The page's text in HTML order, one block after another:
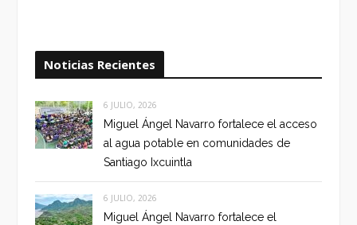
Noticias Recientes
6 JULIO, 2026
Miguel Ángel Navarro fortalece el acceso
al agua potable en comunidades de
Santiago Ixcuintla
6 JULIO, 2026
Miguel Ángel Navarro fortalece el